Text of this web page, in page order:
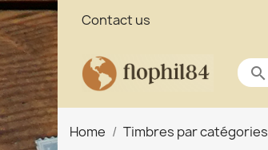
Contact us
search
Home Timbres par catégories